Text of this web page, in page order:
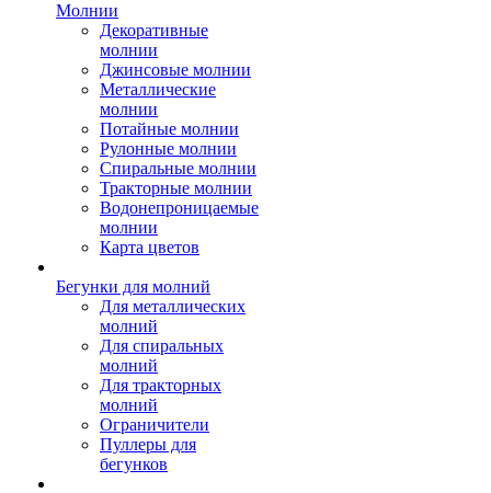
Молнии
Декоративные
молнии
Джинсовые молнии
Металлические
молнии
Потайные молнии
Рулонные молнии
Спиральные молнии
Тракторные молнии
Водонепроницаемые
молнии
Карта цветов
Бегунки для молний
Для металлических
молний
Для спиральных
молний
Для тракторных
молний
Ограничители
Пуллеры для
бегунков